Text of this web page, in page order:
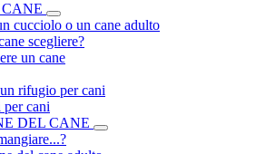
cucciolo o un cane adulto
scegliere?
un cane
rifugio per cani
cani
DEL CANE